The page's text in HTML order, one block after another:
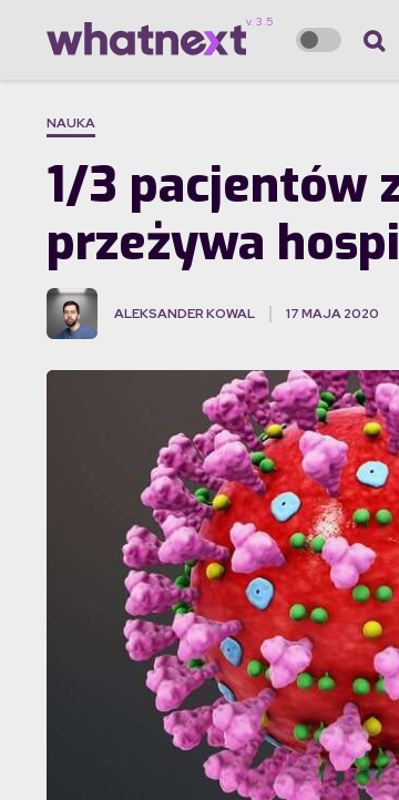
NAUKA
1/3 pacjentów
przeżywa
ALEKSANDER KOWAL 17 MAJA 2020